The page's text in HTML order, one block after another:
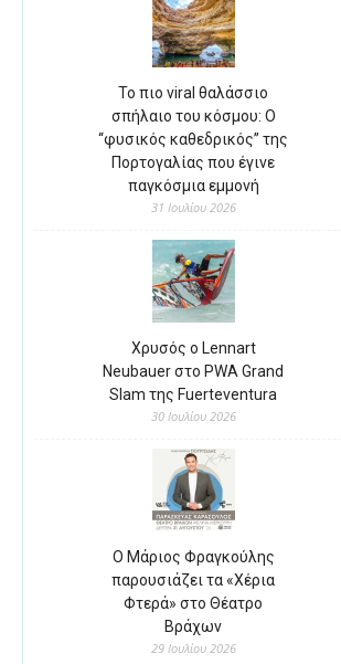
Το πιο viral θαλάσσιο
σπήλαιο του κόσμου: Ο
“φυσικός καθεδρικός” της
Πορτογαλίας που έγινε
παγκόσμια εμμονή
31 Ιουλίου 2026
Χρυσός ο Lennart
Neubauer στο PWA Grand
Slam της Fuerteventura
30 Ιουλίου 2026
Ο Μάριος Φραγκούλης
παρουσιάζει τα «Χέρια
Φτερά» στο Θέατρο
Βράχων
29 Ιουλίου 2026